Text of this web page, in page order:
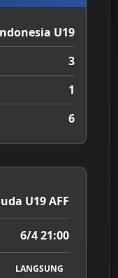
U19
3
1
6
U19 AFF
6/4 21:00
LANGSUNG